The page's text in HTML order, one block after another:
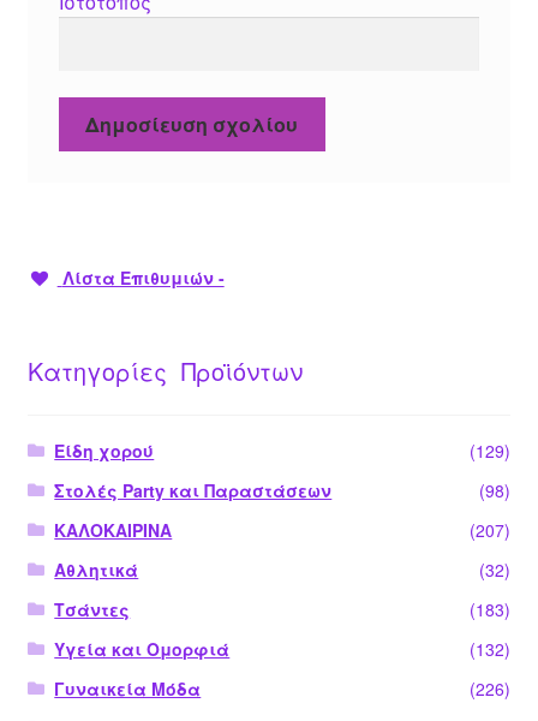
Λίστα Επιθυμιών -
Κατηγορίες Προϊόντων
Είδη χορού
(129)
Στολές Party και Παραστάσεων
(98)
ΚΑΛΟΚΑΙΡΙΝΑ
(207)
Αθλητικά
(32)
Τσάντες
(183)
Υγεία και Ομορφιά
(132)
Γυναικεία Μόδα
(226)